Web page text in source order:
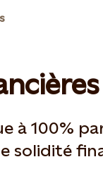
à 100%
solidité